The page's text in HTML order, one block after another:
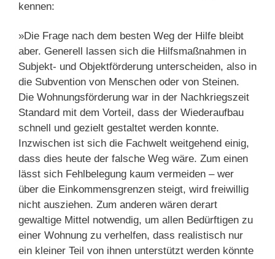
kennen:
»Die Frage nach dem besten Weg der Hilfe bleibt
aber. Generell lassen sich die Hilfsmaßnahmen in
Subjekt- und Objektförderung unterscheiden, also in
die Subvention von Menschen oder von Steinen.
Die Wohnungsförderung war in der Nachkriegszeit
Standard mit dem Vorteil, dass der Wiederaufbau
schnell und gezielt gestaltet werden konnte.
Inzwischen ist sich die Fachwelt weitgehend einig,
dass dies heute der falsche Weg wäre. Zum einen
lässt sich Fehlbelegung kaum vermeiden – wer
über die Einkommensgrenzen steigt, wird freiwillig
nicht ausziehen. Zum anderen wären derart
gewaltige Mittel notwendig, um allen Bedürftigen zu
einer Wohnung zu verhelfen, dass realistisch nur
ein kleiner Teil von ihnen unterstützt werden könnte